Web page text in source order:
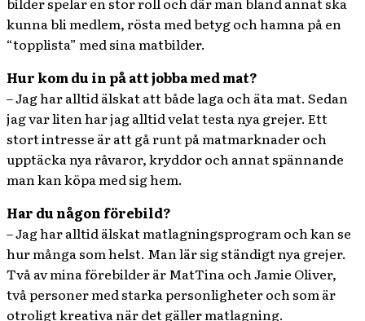
kunna bli medlem, rösta med betyg och hamna på en
“topplista” med sina matbilder.
Hur kom du in på att jobba med mat?
– Jag har alltid älskat att både laga och äta mat. Sedan
jag var liten har jag alltid velat testa nya grejer. Ett
stort intresse är att gå runt på matmarknader och
upptäcka nya råvaror, kryddor och annat spännande
man kan köpa med sig hem.
Har du någon förebild?
– Jag har alltid älskat matlagningsprogram och kan se
hur många som helst. Man lär sig ständigt nya grejer.
Två av mina förebilder är MatTina och Jamie Oliver,
två personer med starka personligheter och som är
otroligt kreativa när det gäller matlagning.